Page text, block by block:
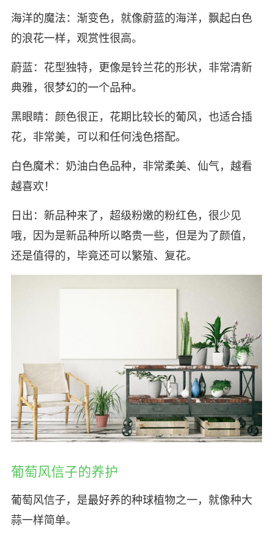
海洋的魔法：渐变色，就像蔚蓝的海洋，飘起白色
的浪花一样，观赏性很高。
蔚蓝：花型独特，更像是铃兰花的形状，非常清新
典雅，很梦幻的一个品种。
黑眼睛：颜色很正，花期比较长的葡风，也适合插
花，非常美，可以和任何浅色搭配。
白色魔术：奶油白色品种，非常柔美、仙气，越看
越喜欢！
日出：新品种来了，超级粉嫩的粉红色，很少见
哦，因为是新品种所以略贵一些，但是为了颜值，
还是值得的，毕竟还可以繁殖、复花。
葡萄风信子的养护
葡萄风信子，是最好养的种球植物之一，就像种大
蒜一样简单。